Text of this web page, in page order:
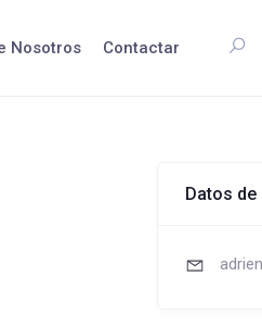
Nosotros Contactar
Datos